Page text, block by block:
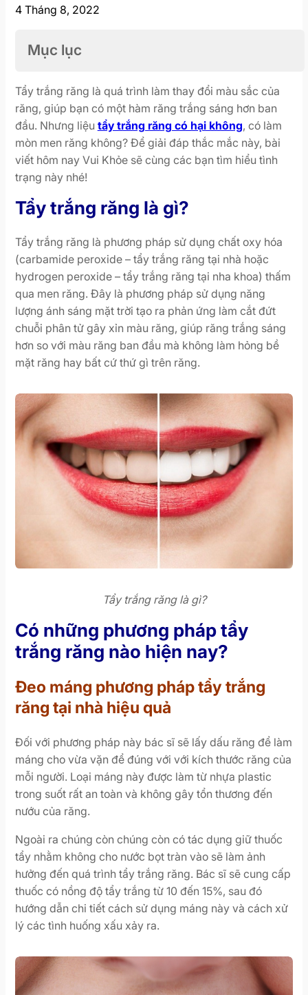
4 Tháng 8, 2022
Mục lục
Tẩy trắng răng là quá trình làm thay đổi màu sắc của
răng, giúp bạn có một hàm răng trắng sáng hơn ban
đầu. Nhưng liệu tẩy trắng răng có hại không, có làm
mòn men răng không? Để giải đáp thắc mắc này, bài
viết hôm nay Vui Khỏe sẽ cùng các bạn tìm hiểu tình
trạng này nhé!
Tẩy trắng răng là gì?
Tẩy trắng răng là phương pháp sử dụng chất oxy hóa
(carbamide peroxide – tẩy trắng răng tại nhà hoặc
hydrogen peroxide – tẩy trắng răng tại nha khoa) thấm
qua men răng. Đây là phương pháp sử dụng năng
lượng ánh sáng mặt trời tạo ra phản ứng làm cắt đứt
chuỗi phân tử gây xỉn màu răng, giúp răng trắng sáng
hơn so với màu răng ban đầu mà không làm hỏng bề
mặt răng hay bất cứ thứ gì trên răng.
Tẩy trắng răng là gì?
Có những phương pháp tẩy
trắng răng nào hiện nay?
Đeo máng phương pháp tẩy trắng
răng tại nhà hiệu quả
Đối với phương pháp này bác sĩ sẽ lấy dấu răng để làm
máng cho vừa vặn để đúng với với kích thước răng của
mỗi người. Loại máng này được làm từ nhựa plastic
trong suốt rất an toàn và không gây tổn thương đến
nướu của răng.
Ngoài ra chúng còn chúng còn có tác dụng giữ thuốc
tẩy nhằm không cho nước bọt tràn vào sẽ làm ảnh
hưởng đến quá trình tẩy trắng răng. Bác sĩ sẽ cung cấp
thuốc có nồng độ tẩy trắng từ 10 đến 15%, sau đó
hướng dẫn chi tiết cách sử dụng máng này và cách xử
lý các tình huống xấu xảy ra.